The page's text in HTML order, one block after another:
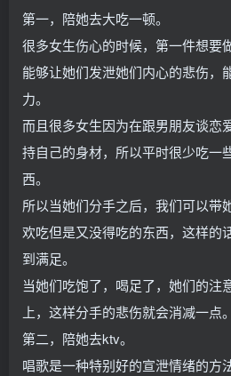
第一，陪她去大吃一顿。
很多女生伤心的时候，第一件想要
能够让她们发泄她们内心的悲伤，
力。
而且很多女生因为在跟男朋友谈恋
持自己的身材，所以平时很少吃一
西。
所以当她们分手之后，我们可以带
欢吃但是又没得吃的东西，这样的
到满足。
当她们吃饱了，喝足了，她们的注
上，这样分手的悲伤就会消减一点。
第二，陪她去ktv。
唱歌是一种特别好的宣泄情绪的方